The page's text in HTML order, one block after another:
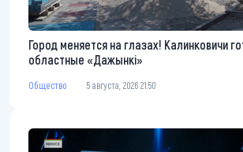
Город меняется на глазах! Калинковичи
областные «Дажынкі»
Общество 5 августа, 2026 21:50